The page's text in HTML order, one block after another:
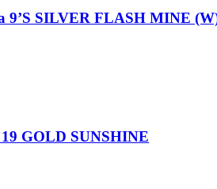
9’S SILVER FLASH MINE
GOLD SUNSHINE